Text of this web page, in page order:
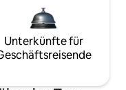
Unterkünfte für